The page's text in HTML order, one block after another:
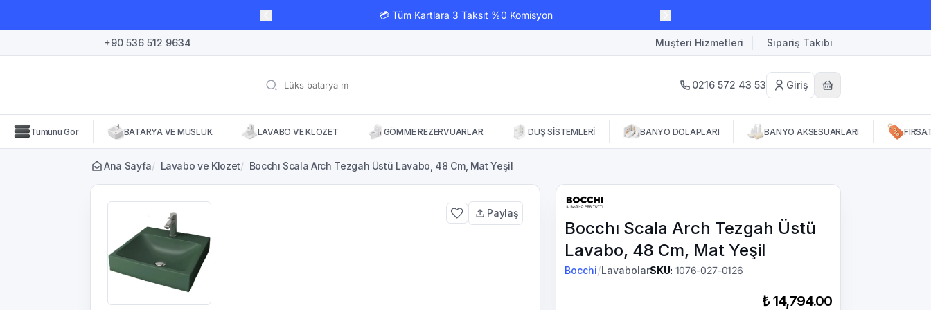
💳 Tüm Kartlara 3 Taksit %0 Komisyon
+90 536 512 9634 Müşteri Hizmetleri Sipariş Takibi
0216 572 43 53 Giriş
Tümünü Gör BATARYA VE MUSLUK LAVABO VE KLOZET GÖMME REZERVUARLAR DUŞ SİSTEMLERİ BANYO DOLAPLARI BANYO AKSESUARLARI
Ana Sayfa/ Lavabo ve Klozet/ Bocchı Scala Arch Tezgah Üstü Lavabo, 48 Cm, Mat Yeşil
Paylaş
Bocchı Scala Arch Tezgah Üstü
Lavabo, 48 Cm, Mat Yeşil
Bocchi/LavabolarSKU: 1076-027-0126
₺ 14,794.00